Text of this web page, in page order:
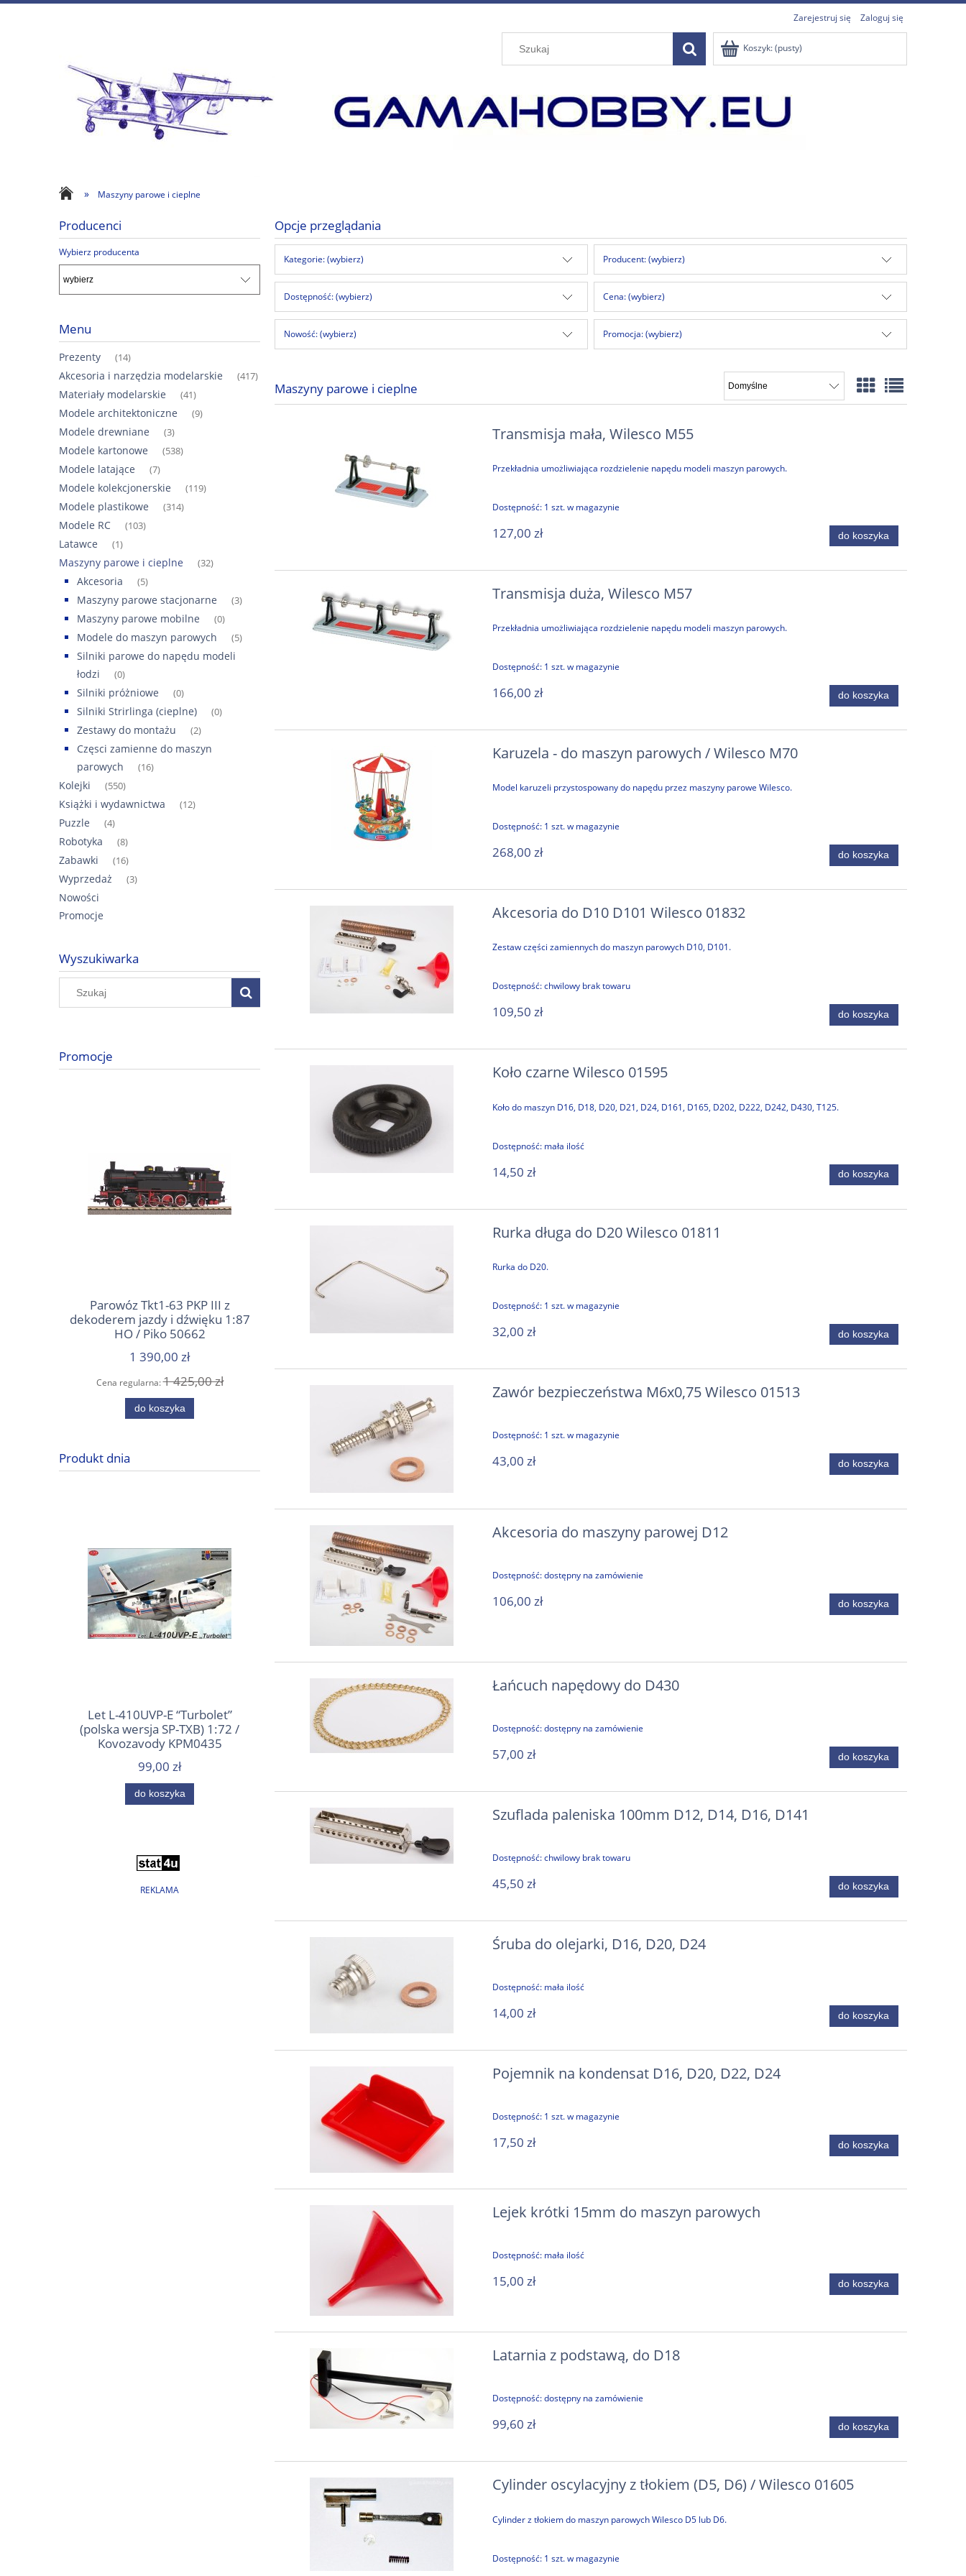
Zarejestruj się Zaloguj się
Koszyk:(pusty)
» Maszyny parowe i cieplne
Producenci
Wybierz producenta
Menu
Prezenty (14)
Akcesoria i narzędzia modelarskie (417)
Materiały modelarskie (41)
Modele architektoniczne (9)
Modele drewniane (3)
Modele kartonowe (538)
Modele latające (7)
Modele kolekcjonerskie (119)
Modele plastikowe (314)
Modele RC (103)
Latawce (1)
Maszyny parowe i cieplne (32)
Akcesoria (5)
Maszyny parowe stacjonarne (3)
Maszyny parowe mobilne (0)
Modele do maszyn parowych (5)
Silniki parowe do napędu modeli
łodzi
(0)
Silniki próżniowe (0)
Silniki Strirlinga (cieplne) (0)
Zestawy do montażu (2)
Częsci zamienne do maszyn
parowych
(16)
Kolejki (550)
Książki i wydawnictwa (12)
Puzzle (4)
Robotyka (8)
Zabawki (16)
Wyprzedaż (3)
Nowości
Promocje
Wyszukiwarka
Promocje
Parowóz Tkt1-63 PKP III z
dekoderem jazdy i dźwięku 1:87
HO / Piko 50662
1 390,00 zł
Cena regularna:1 425,00 zł
do koszyka do koszyka
PZL M18B Dromader polski samolot
Powietrznych 1:48 / IBG 48004
Produkt dnia
Let L-410UVP-E “Turbolet”
(polska wersja SP-TXB) 1:72 /
Kovozavody KPM0435
99,00 zł
do koszyka
REKLAMA
Opcje przeglądania
Kategorie: (wybierz) Producent: (wybierz)
Dostępność: (wybierz) Cena: (wybierz)
Nowość: (wybierz) Promocja: (wybierz)
Maszyny parowe i cieplne
Transmisja mała, Wilesco M55
Przekładnia umożliwiająca rozdzielenie napędu modeli maszyn parowych.
Dostępność: 1 szt. w magazynie
127,00 zł do koszyka
Transmisja duża, Wilesco M57
Przekładnia umożliwiająca rozdzielenie napędu modeli maszyn parowych.
Dostępność: 1 szt. w magazynie
166,00 zł do koszyka
Karuzela - do maszyn parowych / Wilesco M70
Model karuzeli przystospowany do napędu przez maszyny parowe Wilesco.
Dostępność: 1 szt. w magazynie
268,00 zł do koszyka
Akcesoria do D10 D101 Wilesco 01832
Zestaw części zamiennych do maszyn parowych D10, D101.
Dostępność:chwilowy brak towaru
109,50 zł do koszyka
Koło czarne Wilesco 01595
Koło do maszyn D16, D18, D20, D21, D24, D161, D165, D202, D222, D242, D430, T125.
Dostępność: mała ilość
14,50 zł do koszyka
Rurka długa do D20 Wilesco 01811
Rurka do D20.
Dostępność: 1 szt. w magazynie
32,00 zł do koszyka
Zawór bezpieczeństwa M6x0,75 Wilesco 01513
Dostępność: 1 szt. w magazynie
43,00 zł do koszyka
Akcesoria do maszyny parowej D12
Dostępność:dostępny na zamówienie
106,00 zł do koszyka
Łańcuch napędowy do D430
Dostępność:dostępny na zamówienie
57,00 zł do koszyka
Szuflada paleniska 100mm D12, D14, D16, D141
Dostępność:chwilowy brak towaru
45,50 zł do koszyka
Śruba do olejarki, D16, D20, D24
Dostępność: mała ilość
14,00 zł do koszyka
Pojemnik na kondensat D16, D20, D22, D24
Dostępność: 1 szt. w magazynie
17,50 zł do koszyka
Lejek krótki 15mm do maszyn parowych
Dostępność: mała ilość
15,00 zł do koszyka
Latarnia z podstawą, do D18
Dostępność:dostępny na zamówienie
99,60 zł do koszyka
Cylinder oscylacyjny z tłokiem (D5, D6) / Wilesco 01605
Cylinder z tłokiem do maszyn parowych Wilesco D5 lub D6.
Dostępność: 1 szt. w magazynie